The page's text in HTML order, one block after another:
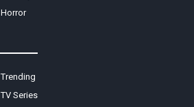
Horror
Trending
TV Series